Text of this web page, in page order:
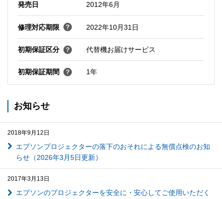
発売日 2012年6月
修理対応期限 2022年10月31日
初期保証区分 代替機お届けサービス
初期保証期間 1年
お知らせ
2018年9月12日
エプソンプロジェクターの落下のおそれによる無償点検のお知
らせ（2026年3月5日更新）
2017年3月13日
エプソンのプロジェクターを安全に・安心してご使用いただく